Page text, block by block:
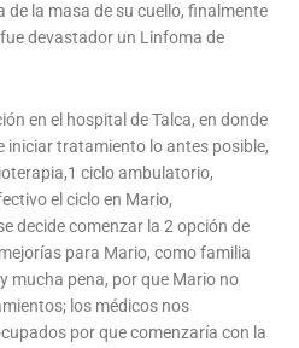
de la masa de su cuello, finalmente
devastador un Linfoma de
en el hospital de Talca, en donde
iniciar tratamiento lo antes posible,
ciclo ambulatorio,
el ciclo en Mario,
decide comenzar la 2 opción de
para Mario, como familia
mucha pena, por que Mario no
los médicos nos
por que comenzaría con la